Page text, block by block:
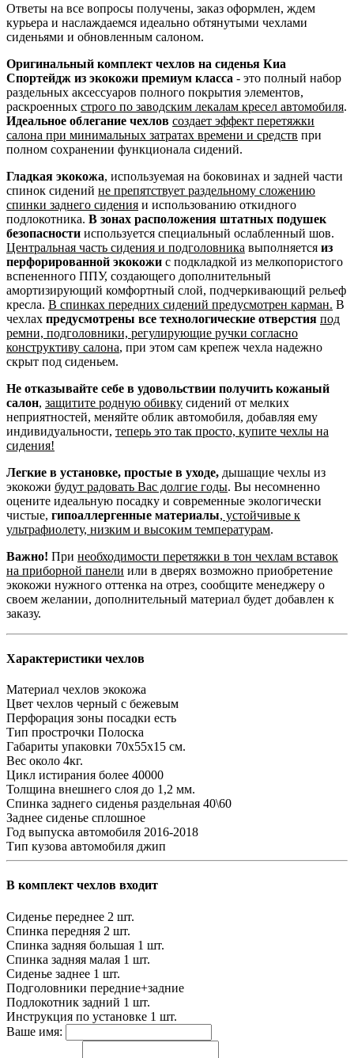
Ответы на все вопросы получены, заказ оформлен, ждем
курьера и наслаждаемся идеально обтянутыми чехлами
сиденьями и обновленным салоном.
Оригинальный комплект чехлов на сиденья Киа
Спортейдж из экокожи премиум класса - это полный набор
раздельных аксессуаров полного покрытия элементов,
раскроенных строго по заводским лекалам кресел автомобиля.
Идеальное облегание чехлов создает эффект перетяжки
салона при минимальных затратах времени и средств при
полном сохранении функционала сидений.
Гладкая экокожа, используемая на боковинах и задней части
спинок сидений не препятствует раздельному сложению
спинки заднего сидения и использованию откидного
подлокотника. В зонах расположения штатных подушек
безопасности используется специальный ослабленный шов.
Центральная часть сидения и подголовника выполняется из
перфорированной экокожи с подкладкой из мелкопористого
вспененного ППУ, создающего дополнительный
амортизирующий комфортный слой, подчеркивающий рельеф
кресла. В спинках передних сидений предусмотрен карман. В
чехлах предусмотрены все технологические отверстия под
ремни, подголовники, регулирующие ручки согласно
конструктиву салона, при этом сам крепеж чехла надежно
скрыт под сиденьем.
Не отказывайте себе в удовольствии получить кожаный
салон, защитите родную обивку сидений от мелких
неприятностей, меняйте облик автомобиля, добавляя ему
индивидуальности, теперь это так просто, купите чехлы на
сидения!
Легкие в установке, простые в уходе, дышащие чехлы из
экокожи будут радовать Вас долгие годы. Вы несомненно
оцените идеальную посадку и современные экологически
чистые, гипоаллергенные материалы, устойчивые к
ультрафиолету, низким и высоким температурам.
Важно! При необходимости перетяжки в тон чехлам вставок
на приборной панели или в дверях возможно приобретение
экокожи нужного оттенка на отрез, сообщите менеджеру о
своем желании, дополнительный материал будет добавлен к
заказу.
Характеристики чехлов
Материал чехлов экокожа
Цвет чехлов черный с бежевым
Перфорация зоны посадки есть
Тип прострочки Полоска
Габариты упаковки 70х55х15 см.
Вес около 4кг.
Цикл истирания более 40000
Толщина внешнего слоя до 1,2 мм.
Спинка заднего сиденья раздельная 40\60
Заднее сиденье сплошное
Год выпуска автомобиля 2016-2018
Тип кузова автомобиля джип
В комплект чехлов входит
Сиденье переднее 2 шт.
Спинка передняя 2 шт.
Спинка задняя большая 1 шт.
Спинка задняя малая 1 шт.
Сиденье заднее 1 шт.
Подголовники передние+задние
Подлокотник задний 1 шт.
Инструкция по установке 1 шт.
Ваше имя: